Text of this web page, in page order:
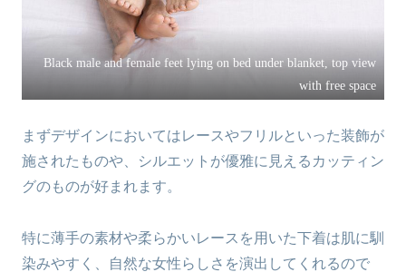
Black male and female feet lying on bed under blanket, top view
with free space
まずデザインにおいてはレースやフリルといった装飾が
施されたものや、シルエットが優雅に見えるカッティン
グのものが好まれます。
特に薄手の素材や柔らかいレースを用いた下着は肌に馴
染みやすく、自然な女性らしさを演出してくれるので